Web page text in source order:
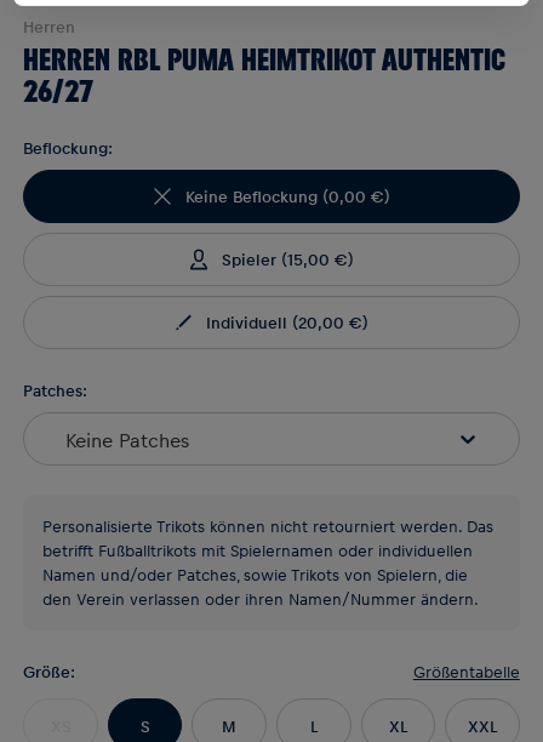
Herren
HERREN RBL PUMA HEIMTRIKOT AUTHENTIC
26/27
Beflockung:
Keine Beflockung(0,00 €)
Spieler(15,00 €)
Individuell (20,00 €)
Patches:
Keine Patches
Personalisierte Trikots können nicht retourniert werden. Das
betrifft Fußballtrikots mit Spielernamen oder individuellen
Namen und/oder Patches, sowie Trikots von Spielern, die
den Verein verlassen oder ihren Namen/Nummer ändern.
Größe: Größentabelle
S M L XL XXL